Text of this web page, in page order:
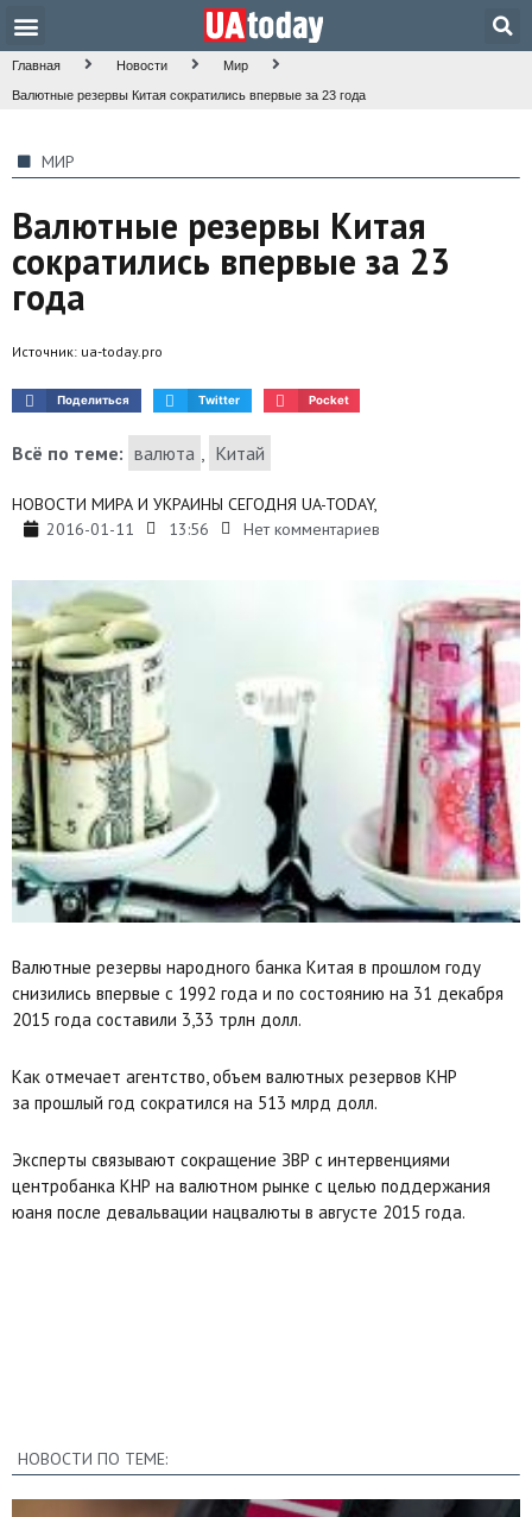
Главная Новости Мир
Валютные резервы Китая сократились впервые за 23 года
МИР
Валютные резервы Китая
сократились впервые за 23
года
Источник: ua-today.pro
Поделиться Twitter Pocket
Всё по теме: валюта , Китай
НОВОСТИ МИРА И УКРАИНЫ СЕГОДНЯ UA-TODAY,
2016-01-11
13:56 Нет комментариев
Валютные резервы народного банка Китая в прошлом году
снизились впервые с 1992 года и по состоянию на 31 декабря
2015 года составили 3,33 трлн долл.
Как отмечает агентство, объем валютных резервов КНР
за прошлый год сократился на 513 млрд долл.
Эксперты связывают сокращение ЗВР с интервенциями
центробанка КНР на валютном рынке с целью поддержания
юаня после девальвации нацвалюты в августе 2015 года.
НОВОСТИ ПО ТЕМЕ: